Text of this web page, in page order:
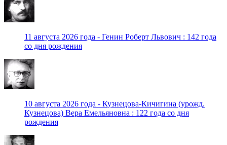
11 августа 2026 года - Генин Роберт Львович : 142 года
со дня рождения
10 августа 2026 года - Кузнецова-Кичигина (урожд.
Кузнецова) Вера Емельяновна : 122 года со дня
рождения